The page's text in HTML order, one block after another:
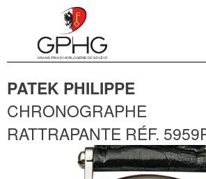
PATEK PHILIPPE
CHRONOGRAPHE
RATTRAPANTE RÉF.